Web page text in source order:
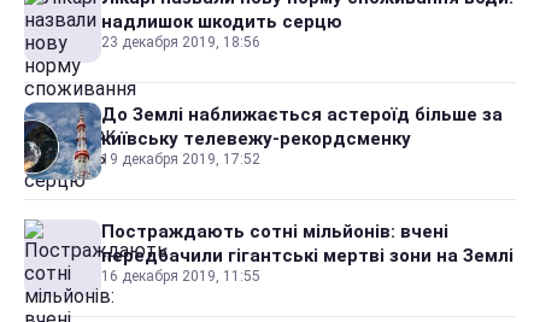
надлишок шкодить серцю
23 декабря 2019, 18:56
До Землі наближається астероїд більше за
київську телевежу-рекордсменку
19 декабря 2019, 17:52
Постраждають сотні мільйонів: вчені
передбачили гігантські мертві зони на Землі
16 декабря 2019, 11:55